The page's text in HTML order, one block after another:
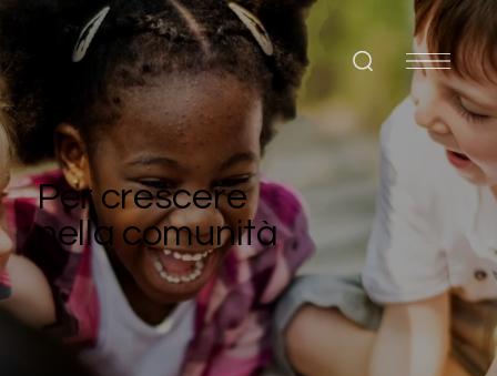
Per crescere
nella comunità